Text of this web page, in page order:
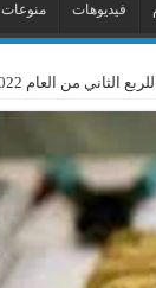
فيديوهات منوعات
الثاني من العام 2022